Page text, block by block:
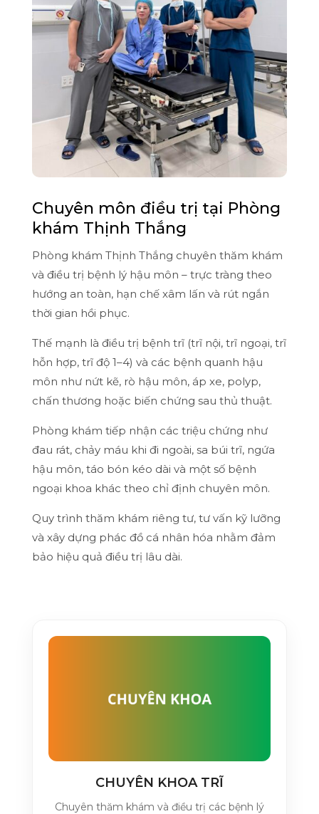
Chuyên môn điều trị tại Phòng
khám Thịnh Thắng
Phòng khám Thịnh Thắng chuyên thăm khám
và điều trị bệnh lý hậu môn – trực tràng theo
hướng an toàn, hạn chế xâm lấn và rút ngắn
thời gian hồi phục.
Thế mạnh là điều trị bệnh trĩ (trĩ nội, trĩ ngoại, trĩ
hỗn hợp, trĩ độ 1–4) và các bệnh quanh hậu
môn như nứt kẽ, rò hậu môn, áp xe, polyp,
chấn thương hoặc biến chứng sau thủ thuật.
Phòng khám tiếp nhận các triệu chứng như
đau rát, chảy máu khi đi ngoài, sa búi trĩ, ngứa
hậu môn, táo bón kéo dài và một số bệnh
ngoại khoa khác theo chỉ định chuyên môn.
Quy trình thăm khám riêng tư, tư vấn kỹ lưỡng
và xây dựng phác đồ cá nhân hóa nhằm đảm
bảo hiệu quả điều trị lâu dài.
CHUYÊN KHOA TRĨ
Chuyên thăm khám và điều trị các bệnh lý